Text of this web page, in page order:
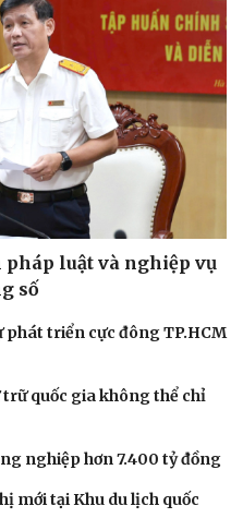
Công nghệ
Sành điệu
Tin Công nghệ
Trải nghiệm
Chuyển đổi số
pháp luật và nghiệp vụ
số
triển cực đông TP.HCM
quốc gia không thể chỉ
nghiệp hơn 7.400 tỷ đồng
mới tại Khu du lịch quốc